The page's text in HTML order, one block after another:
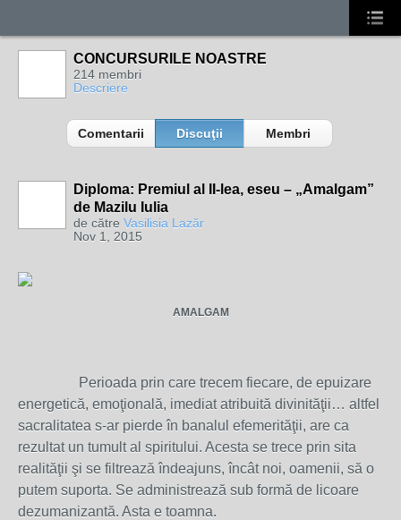
CONCURSURILE NOASTRE
214 membri
Descriere
Comentarii Discuţii Membri
Diploma: Premiul al II-lea, eseu – „Amalgam”
de Mazilu Iulia
de către Vasilisia Lazăr
Nov 1, 2015
AMALGAM
Perioada prin care trecem fiecare, de epuizare
energetică, emoţională, imediat atribuită divinităţii… altfel
sacralitatea s-ar pierde în banalul efemerităţii, are ca
rezultat un tumult al spiritului. Acesta se trece prin sita
realităţii şi se filtrează îndeajuns, încât noi, oamenii, să o
putem suporta. Se administrează sub formă de licoare
dezumanizantă. Asta e toamna.